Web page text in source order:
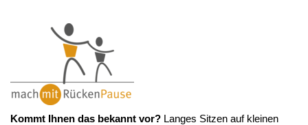
Kommt Ihnen das bekannt vor? Langes Sitzen auf kleinen